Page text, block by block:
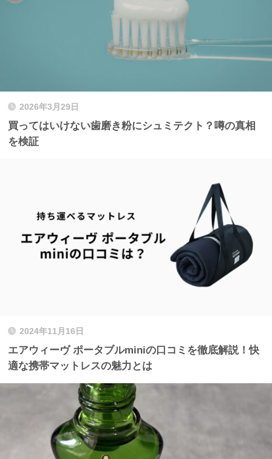
2026年3月29日
買ってはいけない歯磨き粉にシュミテクト？噂の真相
を検証
2024年11月16日
エアウィーヴ ポータブルminiの口コミを徹底解説！快
適な携帯マットレスの魅力とは